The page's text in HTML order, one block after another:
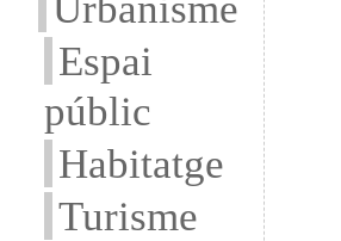
Espai
públic
Habitatge
Turisme